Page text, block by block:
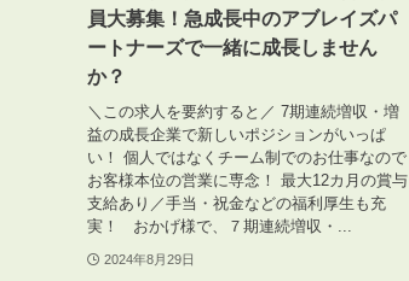
スタッフ紹介
グループ会社紹介
採用情報
SERVICE管理オーナー様限定サービス
管理オーナー様ご紹介制度
員大募集！急成長中のアブレイズパ
ートナーズで一緒に成長しません
か？
＼この求人を要約すると／ 7期連続増収・増
益の成長企業で新しいポジションがいっぱ
い！ 個人ではなくチーム制でのお仕事なので
お客様本位の営業に専念！ 最大12カ月の賞与
支給あり／手当・祝金などの福利厚生も充
実！ おかげ様で、７期連続増収・...
2024年8月29日